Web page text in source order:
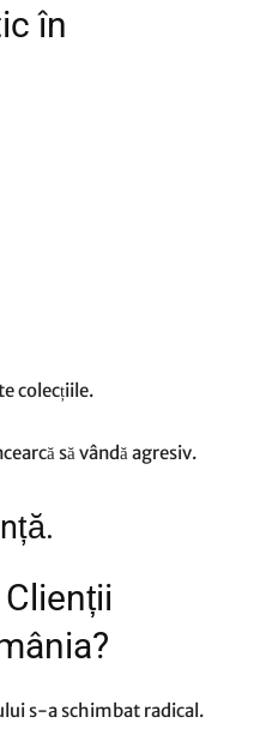
în
colecțiile.
să vândă agresiv.
s-a schimbat radical.